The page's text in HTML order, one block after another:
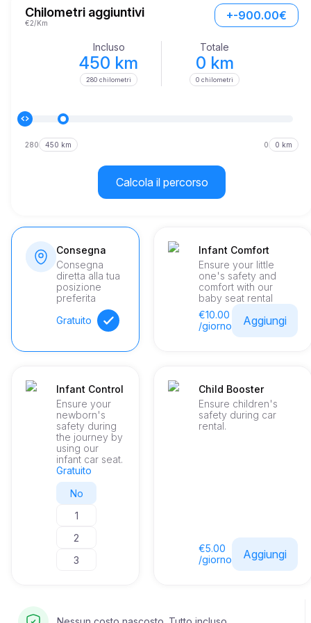
miglia all'ora in poco meno di otto secondi. Le sue prestazioni
sono ulteriormente migliorate da un'ingegneria di prim'ordine e
da un'eccellente manutenzione del veicolo, garantendo il miglior
viaggio ogni volta che ti accomodi a bordo del veicolo.
Chilometri aggiuntivi
€2/Km
+-900.00€
Incluso
450 km
280 chilometri
Totale
0 km
0 chilometri
280 450 km 0 0 km
Calcola il percorso
Consegna
Consegna
diretta alla tua
posizione
preferita
Gratuito
Infant Comfort
Ensure your little
one's safety and
comfort with our
baby seat rental
€10.00
/giorno
Aggiungi
Infant Control
Ensure your
newborn's
safety during
the journey by
using our
infant car seat.
Gratuito
No
1
2
3
Child Booster
Ensure children's
safety during car
rental.
€5.00
/giorno
Aggiungi